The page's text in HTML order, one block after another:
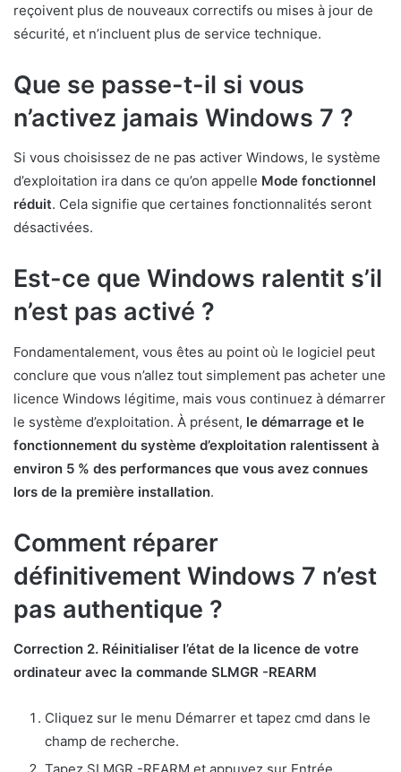
reçoivent plus de nouveaux correctifs ou mises à jour de
sécurité, et n’incluent plus de service technique.
Que se passe-t-il si vous
n’activez jamais Windows 7 ?
Si vous choisissez de ne pas activer Windows, le système
d’exploitation ira dans ce qu’on appelle Mode fonctionnel
réduit. Cela signifie que certaines fonctionnalités seront
désactivées.
Est-ce que Windows ralentit s’il
n’est pas activé ?
Fondamentalement, vous êtes au point où le logiciel peut
conclure que vous n’allez tout simplement pas acheter une
licence Windows légitime, mais vous continuez à démarrer
le système d’exploitation. À présent, le démarrage et le
fonctionnement du système d’exploitation ralentissent à
environ 5 % des performances que vous avez connues
lors de la première installation.
Comment réparer
définitivement Windows 7 n’est
pas authentique ?
Correction 2. Réinitialiser l’état de la licence de votre
ordinateur avec la commande SLMGR -REARM
Cliquez sur le menu Démarrer et tapez cmd dans le
champ de recherche.